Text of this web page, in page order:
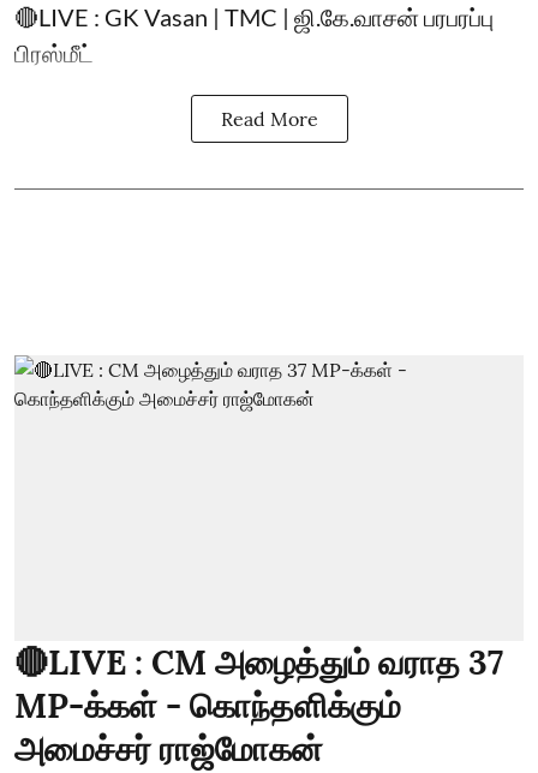
🔴LIVE : GK Vasan | TMC | ஜி.கே.வாசன் பரபரப்பு
பிரஸ்மீட்
Read More
🔴LIVE : CM அழைத்தும் வராத 37
MP-க்கள் - கொந்தளிக்கும்
அமைச்சர் ராஜ்மோகன்